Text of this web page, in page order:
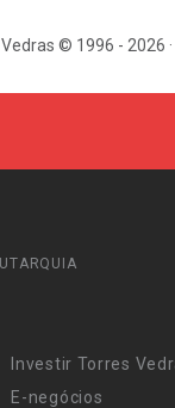
© 1996 - 2026
Investir Torres
E-negócios